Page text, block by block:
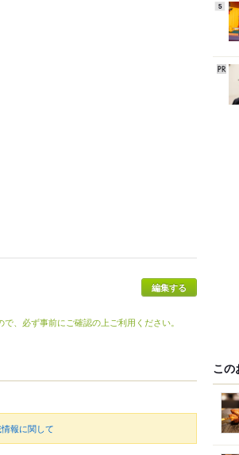
編集する
、必ず事前にご確認の上ご利用ください。
報に関して
5
この